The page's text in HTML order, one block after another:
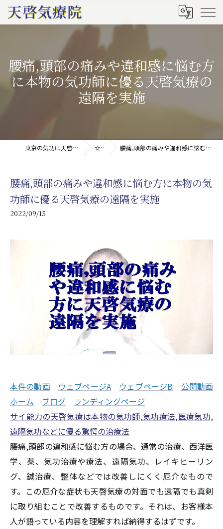
腰痛,頭部の痛みや違和感に悩む方
に本物の気功師に優る天啓気療の
遠隔を実施
東京の気功は天啓気療院(天啓気功療法治療院) ☆ブログ 腰痛,頭部の痛みや違和感に悩む方に本物の気功師に優る天啓気療の遠隔を実施
腰痛,頭部の痛みや違和感に悩む方に本物の気
功師に優る天啓気療の遠隔を実施
2022/09/15
本件の動画 ウェブページA ウェブページB
公開動画
ホーム
ブログ
ランディングページ
サイ能力の天啓気療は本物の気功師,気功療法,医療気功,
遠隔気功などに優る驚愕の治療法
腰痛,頭部の違和感に悩む方の場合、通常の治療、西洋医
学、薬、気功治療や療法、遠隔気功、レイキヒーリン
グ、鍼治療、整体などでは改善しにくく厄介なもので
す。この厄介な症状も天啓気療の対面でも遠隔でも真剣
に取り組むことで改善するものです。それは、お客様本
人が語っている内容を理解すれば納得するはずです。